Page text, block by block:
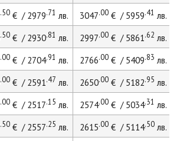
.50€ / 2979.71 лв. 3047.00€ / 5959.41 лв.
.50€ / 2930.81 лв. 2997.00€ / 5861.62 лв.
.00€ / 2704.91 лв. 2766.00€ / 5409.83 лв.
.00€ / 2591.47 лв. 2650.00€ / 5182.95 лв.
.00€ / 2517.15 лв. 2574.00€ / 5034.31 лв.
.50€ / 2557.25 лв. 2615.00€ / 5114.50лв.